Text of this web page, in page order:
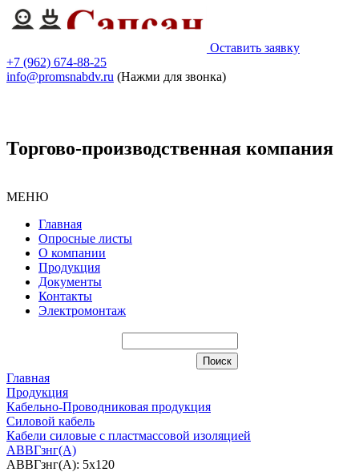
Оставить заявку
+7 (962) 674-88-25
info@promsnabdv.ru (Нажми для звонка)
Торгово-производственная компания
МЕНЮ
Главная
Опросные листы
О компании
Продукция
Документы
Контакты
Электромонтаж
Главная
Продукция
Кабельно-Проводниковая продукция
Силовой кабель
Кабели силовые с пластмассовой изоляцией
АВВГзнг(A)
АВВГзнг(A): 5х120